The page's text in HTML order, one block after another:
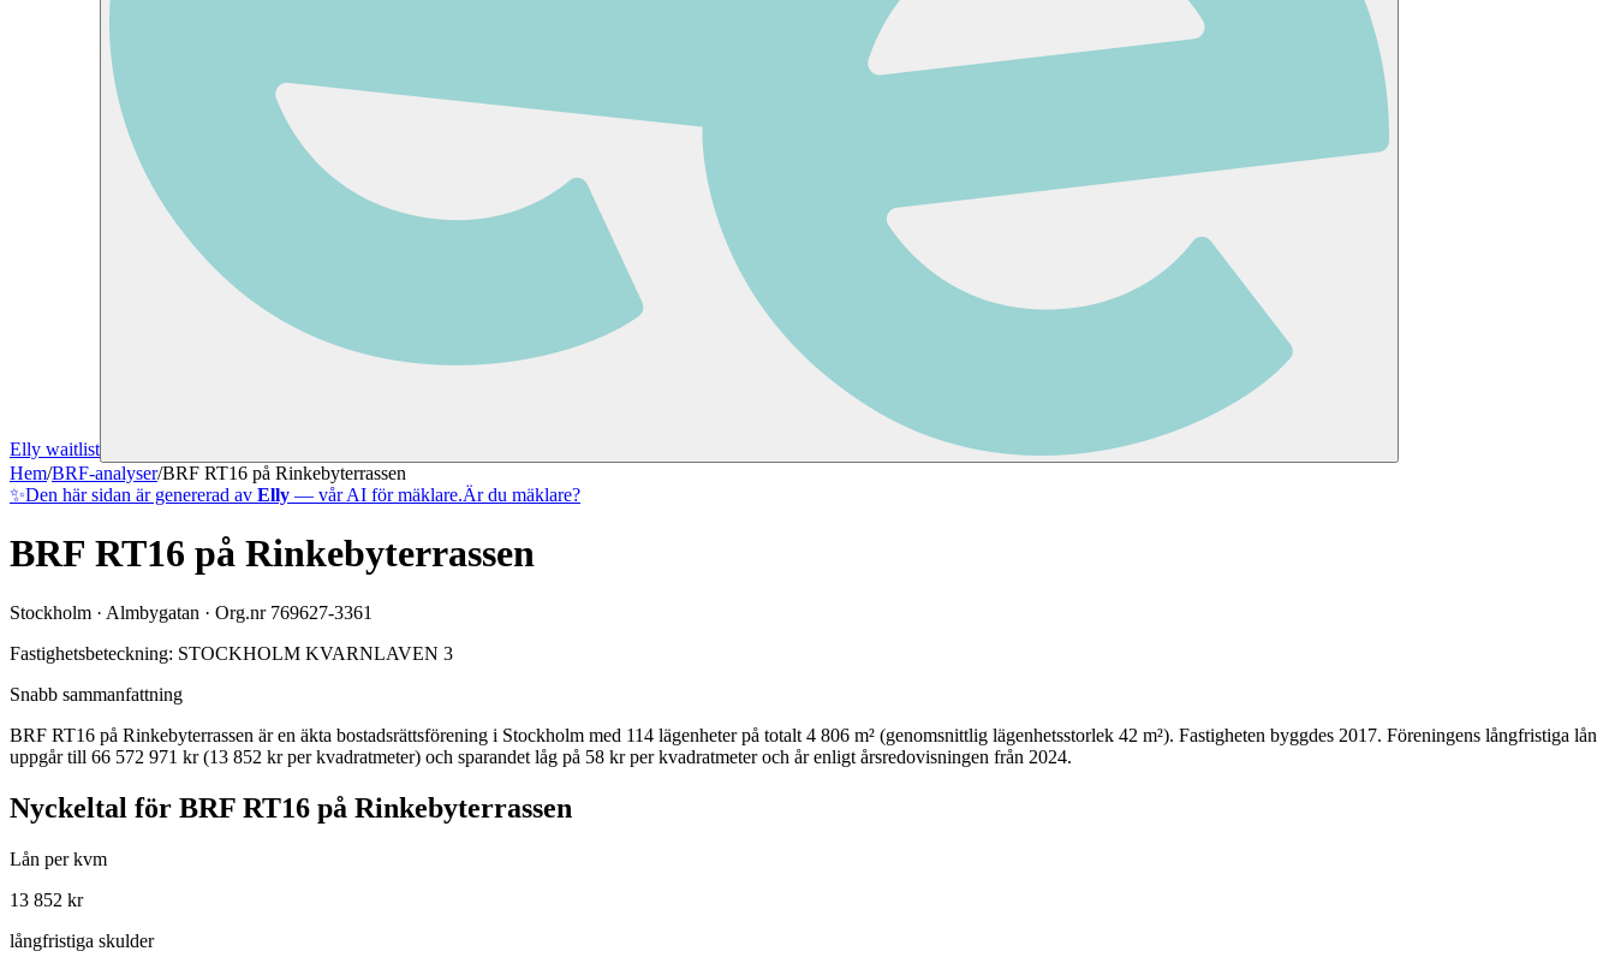
Elly waitlist
Hem/BRF-analyser/BRF RT16 på Rinkebyterrassen
✨Den här sidan är genererad av Elly — vår AI för mäklare.Är du mäklare?
BRF RT16 på Rinkebyterrassen
Stockholm · Almbygatan · Org.nr 769627-3361
Fastighetsbeteckning: STOCKHOLM KVARNLAVEN 3
Snabb sammanfattning
BRF RT16 på Rinkebyterrassen är en äkta bostadsrättsförening i Stockholm med 114 lägenheter på totalt 4 806 m² (genomsnittlig lägenhetsstorlek 42 m²). Fastigheten byggdes 2017. Föreningens långfristiga lån
uppgår till 66 572 971 kr (13 852 kr per kvadratmeter) och sparandet låg på 58 kr per kvadratmeter och år enligt årsredovisningen från 2024.
Nyckeltal för BRF RT16 på Rinkebyterrassen
Lån per kvm
13 852 kr
långfristiga skulder